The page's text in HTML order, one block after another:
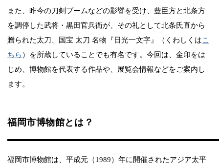
また、昨今の刀剣ブームなどの影響を受け、豊臣方と北条方
を調停した武将・黒田官兵衛が、その礼として北条氏直から
贈られた太刀、国宝 太刀 名物『日光一文字』（くわしくはこ
ちら ）を所蔵していることでも有名です。今回は、金印をは
じめ、博物館を代表する作品や、展覧会情報などをご案内し
ます。
福岡市博物館とは？
福岡市博物館は、平成元（1989）年に開催されたアジア太平